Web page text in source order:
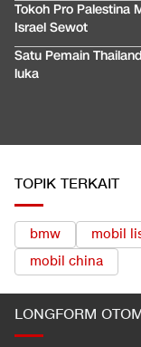
Tokoh Pro Palestina
Israel Sewot
Satu Pemain
luka
TOPIK TERKAIT
bmw mobil
mobil china
LONGFORM